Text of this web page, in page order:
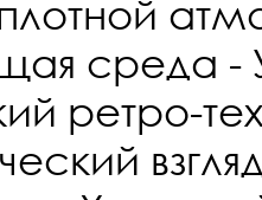
среда -
ретро-